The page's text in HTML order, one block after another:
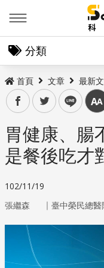
分類
首頁 文章 最新
facebooktwitter line 中
胃健康、腸
是餐後吃才
102/11/19
張繼森 ｜ 臺中榮民總